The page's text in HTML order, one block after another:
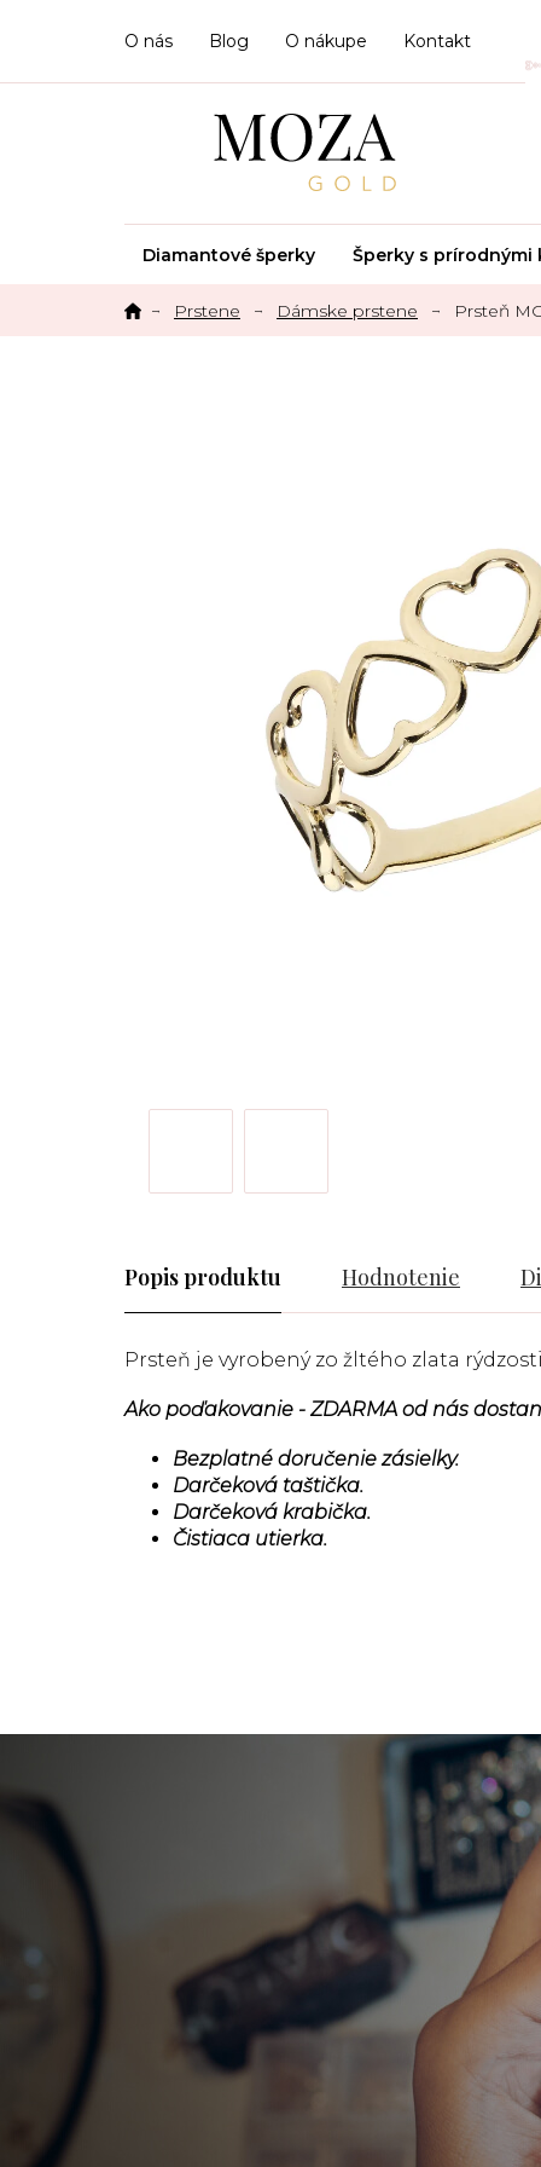
O nás Blog O nákupe Kontakt
Diamantové šperky Šperky s prírodnými
Prstene Dámske prstene Prsteň
Popis Hodnotenie
Prsteň je vyrobený zo žltého zlata rýdzosti
Ako poďakovanie - ZDARMA od nás
Bezplatné doručenie zásielky.
Darčeková taštička.
Darčeková krabička.
Čistiaca utierka.